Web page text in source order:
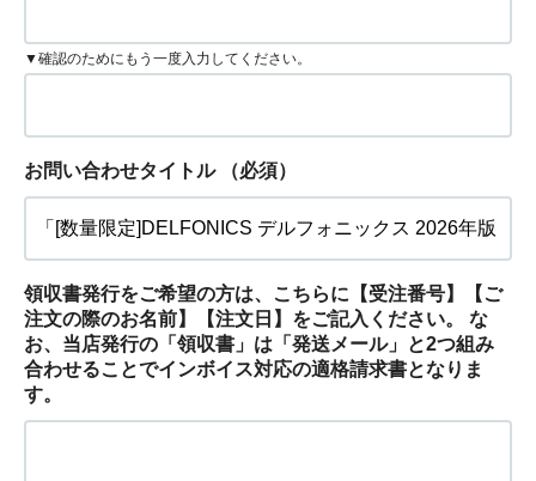
▼確認のためにもう一度入力してください。
お問い合わせタイトル （必須）
領収書発行をご希望の方は、こちらに【受注番号】【ご
注文の際のお名前】【注文日】をご記入ください。 な
お、当店発行の「領収書」は「発送メール」と2つ組み
合わせることでインボイス対応の適格請求書となりま
す。